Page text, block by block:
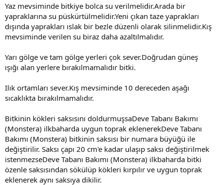
Yaz mevsiminde bitkiye bolca su verilmelidir.Arada bir
yapraklarına su püskürtülmelidir.Yeni çıkan taze yaprakları
dışında yaprakları ıslak bir bezle düzenli olarak silinmelidir.Kış
mevsiminde verilen su biraz daha azaltılmalıdır.
Yarı gölge ve tam gölge yerleri çok sever.Doğrudan güneş
ışığı alan yerlere bırakılmamalıdır bitki.
Ilık ortamları sever.Kış mevsiminde 10 dereceden aşağı
sıcaklıkta bırakılmamalıdır.
Bitkinin kökleri saksısını doldurmuşsaDeve Tabanı Bakımı
(Monstera) ilkbaharda uygun toprak eklenerekDeve Tabanı
Bakımı (Monstera) bitkinin saksısı bir numara büyüğü ile
değiştirilir. Saksı çapı 20 cm'e kadar ulaşıp saksı değiştirilmek
istenmezseDeve Tabanı Bakımı (Monstera) ilkbaharda bitki
özenle saksısından sökülüp kökleri kırpılır ve uygun toprak
eklenerek aynı saksıya dikilir.